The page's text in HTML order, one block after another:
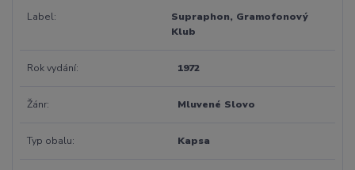
Label
Supraphon, Gramofonový
Klub
Rok vydání 1972
Žánr Mluvené Slovo
Typ obalu Kapsa